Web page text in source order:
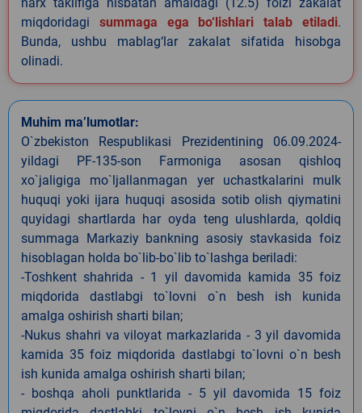
miqdoridagi summaga ega bo‘lishlari talab etiladi.
Bunda, ushbu mablag‘lar zakalat sifatida hisobga
olinadi.
Muhim ma’lumotlar:
O`zbekiston Respublikasi Prezidentining 06.09.2024-
yildagi PF-135-son Farmoniga asosan qishloq
xo`jaligiga mo`ljallanmagan yer uchastkalarini mulk
huquqi yoki ijara huquqi asosida sotib olish qiymatini
quyidagi shartlarda har oyda teng ulushlarda, qoldiq
summaga Markaziy bankning asosiy stavkasida foiz
hisoblagan holda bo`lib-bo`lib to`lashga beriladi:
-Toshkent shahrida - 1 yil davomida kamida 35 foiz
miqdorida dastlabgi to`lovni o`n besh ish kunida
amalga oshirish sharti bilan;
-Nukus shahri va viloyat markazlarida - 3 yil davomida
kamida 35 foiz miqdorida dastlabgi to`lovni o`n besh
ish kunida amalga oshirish sharti bilan;
- boshqa aholi punktlarida - 5 yil davomida 15 foiz